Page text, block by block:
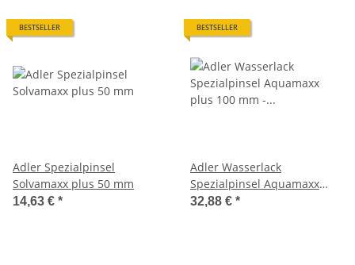
BESTSELLER
Adler Spezialpinsel
Solvamaxx plus 50 mm
14,63 € *
BESTSELLER
Adler Wasserlack
Spezialpinsel Aquamaxx
plus 100 mm -
32,88 € *